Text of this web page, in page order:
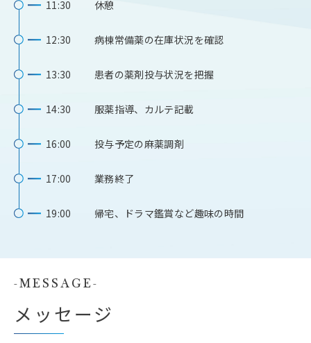
11:30 休憩
12:30 病棟常備薬の在庫状況を確認
13:30 患者の薬剤投与状況を把握
14:30 服薬指導、カルテ記載
16:00 投与予定の麻薬調剤
17:00 業務終了
19:00 帰宅、ドラマ鑑賞など趣味の時間
MESSAGE
メッセージ